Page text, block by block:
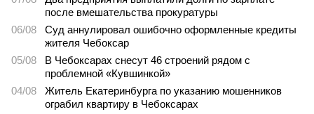
Роспотребнадзор после проверки отстранил от работы 20
сотрудников детских лагерей
детских лагерей (фото: pixnio.com)